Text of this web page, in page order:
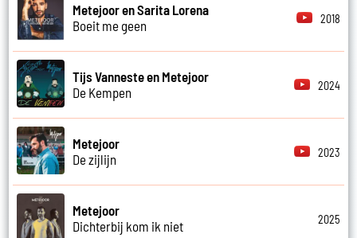
Metejoor en Sarita Lorena
Boeit me geen
2018
Tijs Vanneste en Metejoor
De Kempen
2024
Metejoor
De zijlijn
2023
Metejoor
Dichterbij kom ik niet
2025